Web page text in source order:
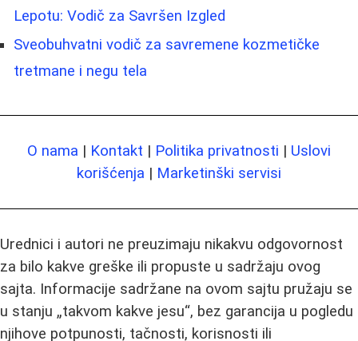
Lepotu: Vodič za Savršen Izgled
Sveobuhvatni vodič za savremene kozmetičke
tretmane i negu tela
O nama | Kontakt | Politika privatnosti | Uslovi
korišćenja | Marketinški servisi
Urednici i autori ne preuzimaju nikakvu odgovornost
za bilo kakve greške ili propuste u sadržaju ovog
sajta. Informacije sadržane na ovom sajtu pružaju se
u stanju „takvom kakve jesu“, bez garancija u pogledu
njihove potpunosti, tačnosti, korisnosti ili